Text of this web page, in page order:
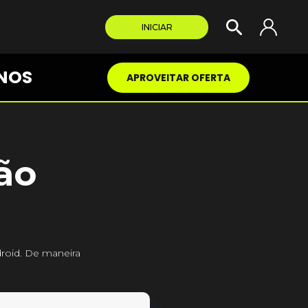
INICIAR
APROVEITAR OFERTA
De maneira